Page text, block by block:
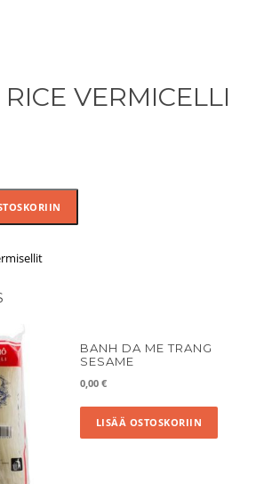
VERMICELLI
BANH DA ME TRANG
SESAME
0,00€
LISÄÄ OSTOSKORIIN